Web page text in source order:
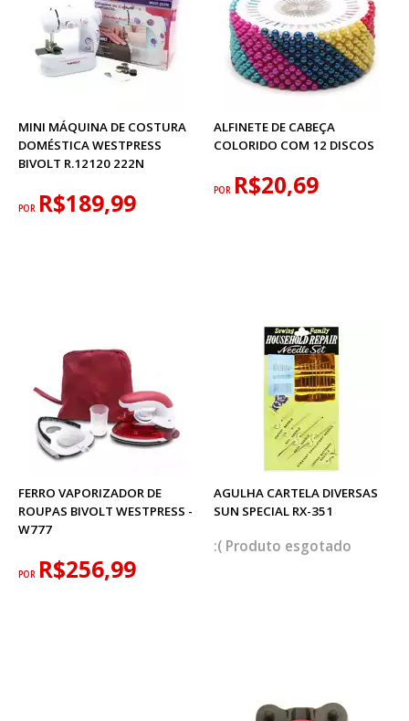
MINI MÁQUINA DE COSTURA
DOMÉSTICA WESTPRESS
BIVOLT R.12120 222N
POR R$189,99
ALFINETE DE CABEÇA
COLORIDO COM 12 DISCOS
POR R$20,69
FERRO VAPORIZADOR DE
ROUPAS BIVOLT WESTPRESS -
W777
POR R$256,99
AGULHA CARTELA DIVERSAS
SUN SPECIAL RX-351
esgotado